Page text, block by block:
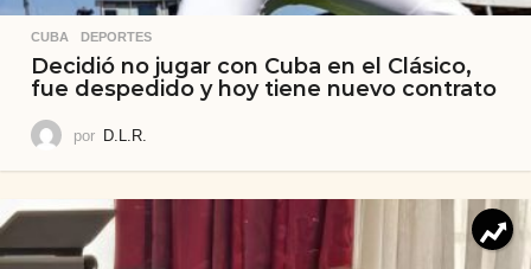
CUBA ,DEPORTES
Decidió no jugar con Cuba en el Clásico,
fue despedido y hoy tiene nuevo contrato
por D.L.R.